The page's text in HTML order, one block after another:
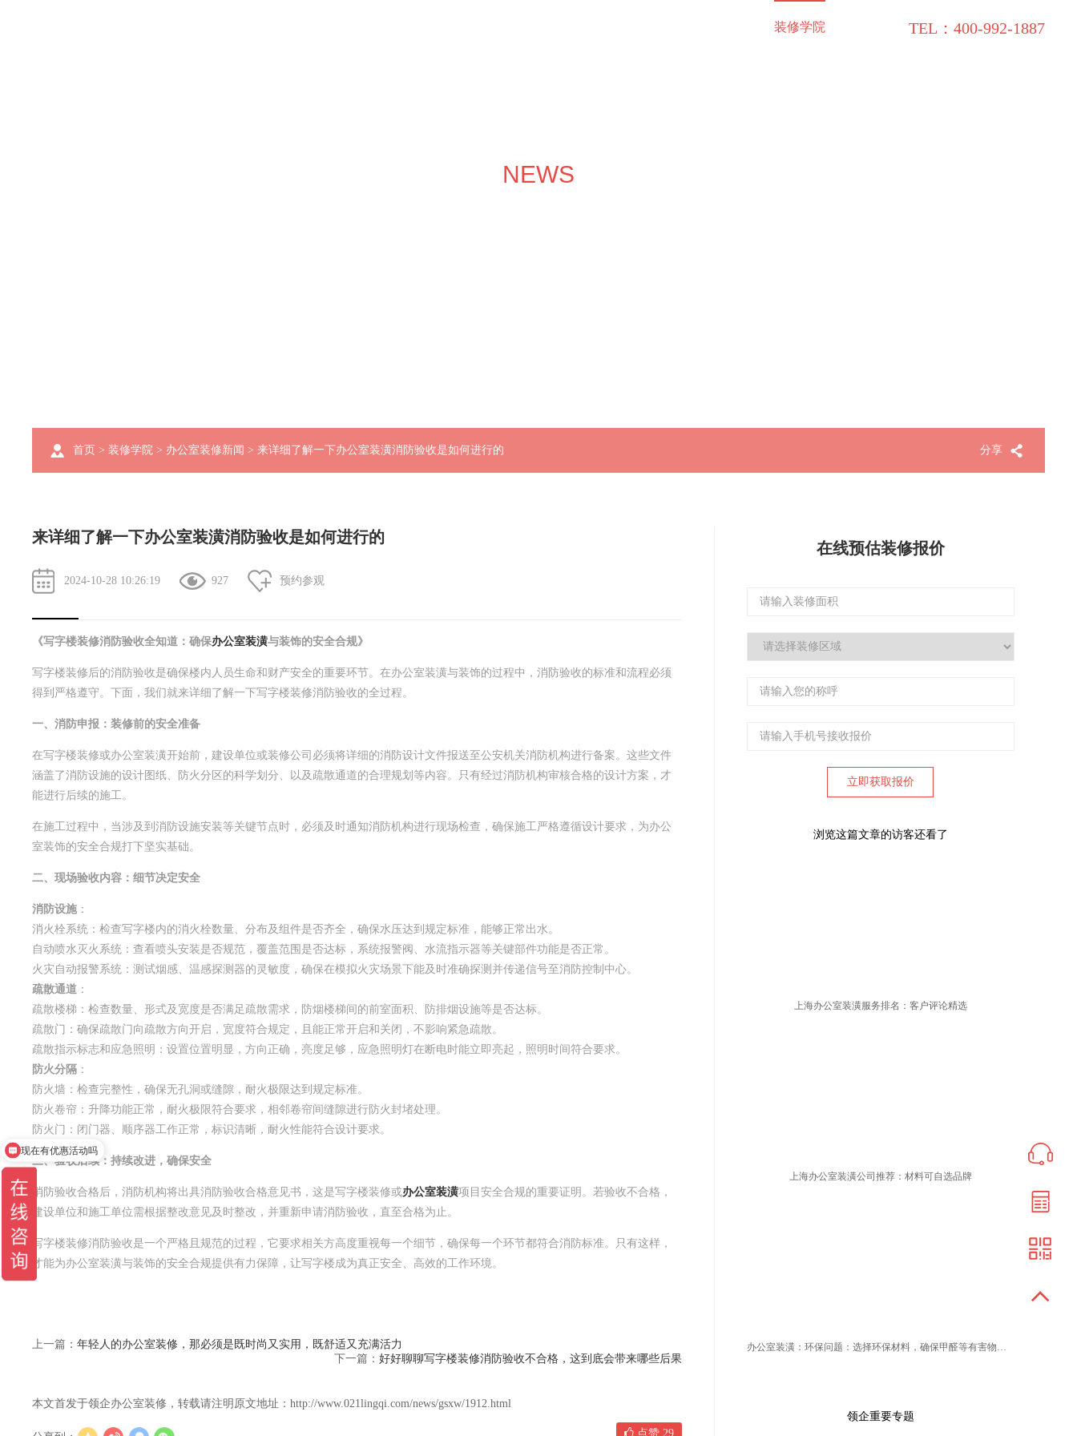
TEL：400-992-1887
装修学院
NEWS
分享
首页 > 装修学院 > 办公室装修新闻 > 来详细了解一下办公室装潢消防验收是如何进行的
来详细了解一下办公室装潢消防验收是如何进行的
2024-10-28 10:26:19 927 预约参观
《写字楼装修消防验收全知道：确保办公室装潢与装饰的安全合规》
写字楼装修后的消防验收是确保楼内人员生命和财产安全的重要环节。在办公室装潢与装饰的过程中，消防验收的标准和流程必须
得到严格遵守。下面，我们就来详细了解一下写字楼装修消防验收的全过程。
一、消防申报：装修前的安全准备
在写字楼装修或办公室装潢开始前，建设单位或装修公司必须将详细的消防设计文件报送至公安机关消防机构进行备案。这些文件
涵盖了消防设施的设计图纸、防火分区的科学划分、以及疏散通道的合理规划等内容。只有经过消防机构审核合格的设计方案，才
能进行后续的施工。
在施工过程中，当涉及到消防设施安装等关键节点时，必须及时通知消防机构进行现场检查，确保施工严格遵循设计要求，为办公
室装饰的安全合规打下坚实基础。
二、现场验收内容：细节决定安全
消防设施 ：
消火栓系统：检查写字楼内的消火栓数量、分布及组件是否齐全，确保水压达到规定标准，能够正常出水。
自动喷水灭火系统：查看喷头安装是否规范，覆盖范围是否达标，系统报警阀、水流指示器等关键部件功能是否正常。
火灾自动报警系统：测试烟感、温感探测器的灵敏度，确保在模拟火灾场景下能及时准确探测并传递信号至消防控制中心。
疏散通道 ：
疏散楼梯：检查数量、形式及宽度是否满足疏散需求，防烟楼梯间的前室面积、防排烟设施等是否达标。
疏散门：确保疏散门向疏散方向开启，宽度符合规定，且能正常开启和关闭，不影响紧急疏散。
疏散指示标志和应急照明：设置位置明显，方向正确，亮度足够，应急照明灯在断电时能立即亮起，照明时间符合要求。
防火分隔 ：
防火墙：检查完整性，确保无孔洞或缝隙，耐火极限达到规定标准。
防火卷帘：升降功能正常，耐火极限符合要求，相邻卷帘间缝隙进行防火封堵处理。
防火门：闭门器、顺序器工作正常，标识清晰，耐火性能符合设计要求。
三、验收后续：持续改进，确保安全
消防验收合格后，消防机构将出具消防验收合格意见书，这是写字楼装修或办公室装潢项目安全合规的重要证明。若验收不合格，
建设单位和施工单位需根据整改意见及时整改，并重新申请消防验收，直至合格为止。
写字楼装修消防验收是一个严格且规范的过程，它要求相关方高度重视每一个细节，确保每一个环节都符合消防标准。只有这样，
才能为办公室装潢与装饰的安全合规提供有力保障，让写字楼成为真正安全、高效的工作环境。
上一篇： 年轻人的办公室装修，那必须是既时尚又实用，既舒适又充满活力
下一篇： 好好聊聊写字楼装修消防验收不合格，这到底会带来哪些后果
本文首发于领企办公室装修，转载请注明原文地址：http://www.021lingqi.com/news/gsxw/1912.html
点赞 29
在线预估装修报价
浏览这篇文章的访客还看了
上海办公室装潢服务排名：客户评论精选
上海办公室装潢公司推荐：材料可自选品牌
办公室装潢：环保问题：选择环保材料，确保甲醛等有害物质不超标，保障健康
领企重要专题
现在有优惠活动吗